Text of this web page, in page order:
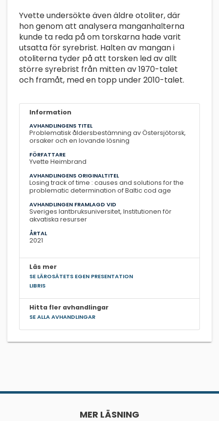
Yvette undersökte även äldre otoliter, där
hon genom att analysera manganhalterna
kunde ta reda på om torskarna hade varit
utsatta för syrebrist. Halten av mangan i
otoliterna tyder på att torsken led av allt
större syrebrist från mitten av 1970-talet
och framåt, med en topp under 2010-talet.
Information
AVHANDLINGENS TITEL
Problematisk åldersbestämning av Östersjötorsk,
orsaker och en lovande lösning
FÖRFATTARE
Yvette Heimbrand
AVHANDLINGENS ORIGINALTITEL
Losing track of time : causes and solutions for the
problematic determination of Baltic cod age
AVHANDLINGEN FRAMLAGD VID
Sveriges lantbruksuniversitet, Institutionen för
akvatiska resurser
ÅRTAL
2021
Läs mer
SE LÄROSÄTETS EGEN PRESENTATION
LIBRIS
Hitta fler avhandlingar
SE ALLA AVHANDLINGAR
MER LÄSNING